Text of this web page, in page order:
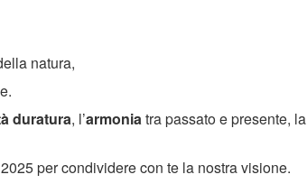
natura,
duratura, l’armoniatra passato e presente, la
per condividere con te la nostra visione.